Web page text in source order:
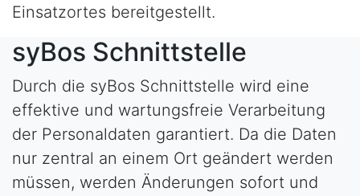
Einsatzortes bereitgestellt.
syBos Schnittstelle
Durch die syBos Schnittstelle wird eine
effektive und wartungsfreie Verarbeitung
der Personaldaten garantiert. Da die Daten
nur zentral an einem Ort geändert werden
müssen, werden Änderungen sofort und